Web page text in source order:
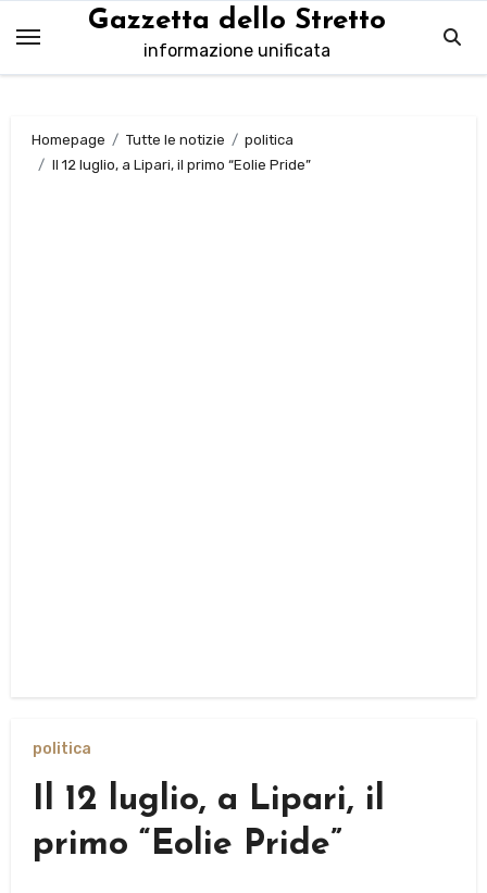
contenuto
Gazzetta dello Stretto
informazione unificata
Homepage Tutte le notizie
politica
Il 12 luglio, a Lipari, il primo “Eolie Pride”
politica
Il 12 luglio, a Lipari, il
primo “Eolie Pride”